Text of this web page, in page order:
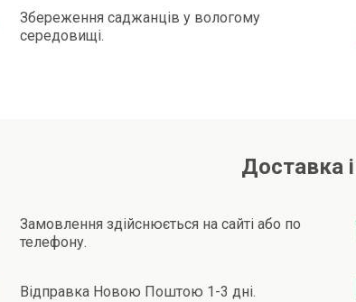
Збереження саджанців у вологому
середовищі.
Доставка
Замовлення здійснюється на сайті або по
телефону.
Відправка Новою Поштою 1-3 дні.